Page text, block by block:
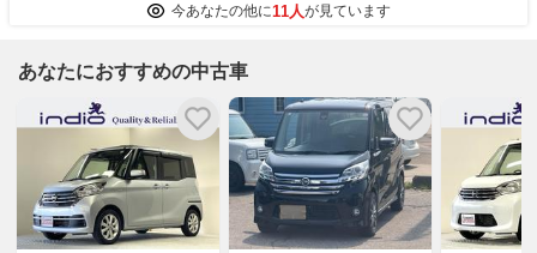
今あなたの他に11人が見ています
あなたにおすすめの中古車